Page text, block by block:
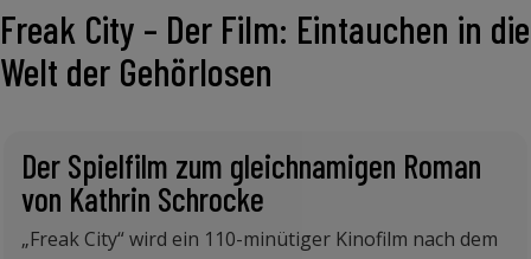
Freak City – Der Film: Eintauchen in die
Welt der Gehörlosen
Der Spielfilm zum gleichnamigen Roman
von Kathrin Schrocke
„Freak City“ wird ein 110-minütiger Kinofilm nach dem